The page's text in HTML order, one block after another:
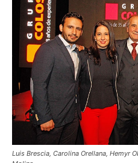
Luis Brescia, Carolina Orellana, Hemyr